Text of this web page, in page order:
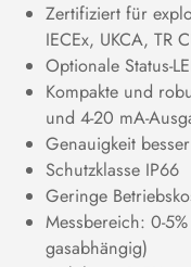
Zertifiziert für
IECEx, UKCA, TR
Optionale Status-
Kompakte und
und 4-20 mA-
Genauigkeit
Schutzklasse IP66
Geringe
Messbereich: 0-
gasabhängig)